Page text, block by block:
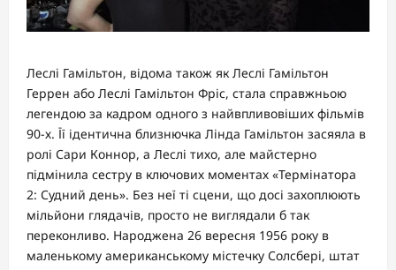
Леслі Гамільтон, відома також як Леслі Гамільтон
Геррен або Леслі Гамільтон Фріс, стала справжньою
легендою за кадром одного з найвпливовіших фільмів
90-х. Її ідентична близнючка Лінда Гамільтон засяяла в
ролі Сари Коннор, а Леслі тихо, але майстерно
підмінила сестру в ключових моментах «Термінатора
2: Судний день». Без неї ті сцени, що досі захоплюють
мільйони глядачів, просто не виглядали б так
переконливо. Народжена 26 вересня 1956 року в
маленькому американському містечку Солсбері, штат